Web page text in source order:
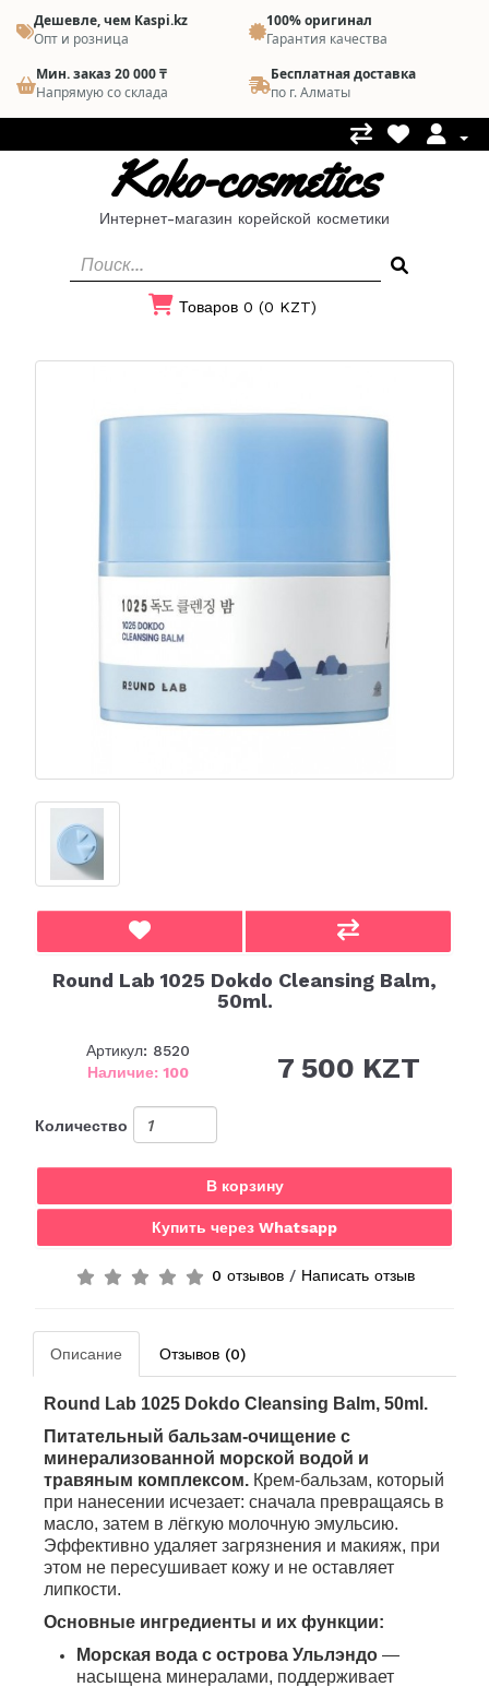
Дешевле, чем Kaspi.kz
Опт и розница
100% оригинал
Гарантия качества
Мин. заказ 20 000 ₸
Напрямую со склада
Бесплатная доставка
по г. Алматы
Koko-cosmetics
Интернет-магазин корейской косметики
Товаров 0 (0 KZT)
Round Lab 1025 Dokdo Cleansing Balm,
50ml.
Артикул: 8520
Наличие: 100
7 500 KZT
Количество
В корзину
Купить через Whatsapp
0 отзывов/ Написать отзыв
Описание Отзывов (0)
Round Lab 1025 Dokdo Cleansing Balm, 50ml.
Питательный бальзам‑очищение с
минерализованной морской водой и
травяным комплексом. Крем‑бальзам, который
при нанесении исчезает: сначала превращаясь в
масло, затем в лёгкую молочную эмульсию.
Эффективно удаляет загрязнения и макияж, при
этом не пересушивает кожу и не оставляет
липкости.
Основные ингредиенты и их функции:
Морская вода с острова Ульлэндо —
насыщена минералами, поддерживает